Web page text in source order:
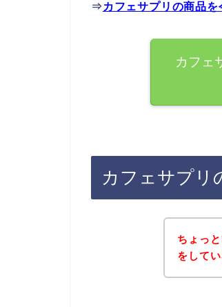
⇒ カフェサプリの商品
カフェ
カフェサプリ
ちょっ
をして